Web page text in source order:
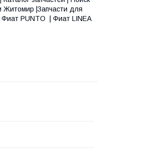
Житомир |Запчасти для
Фиат PUNTO | Фиат LINEA